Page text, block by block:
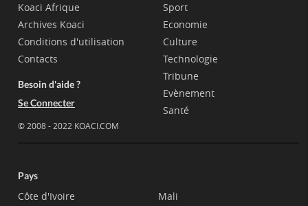
Koaci Afrique
Archives Koaci
Conditions d'utilisation
Contacts
Besoin d'aide ?
Se Connecter
© 2008 - 2022 KOACI.COM
Sport
Economie
Culture
Technologie
Tribune
Evènement
Santé
Pays
Côte d'Ivoire
Mali